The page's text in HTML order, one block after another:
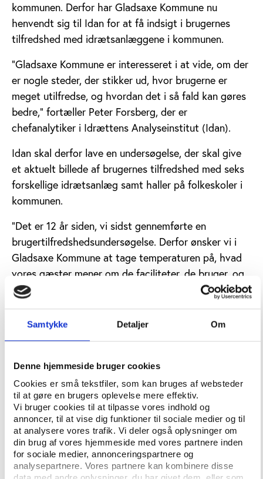
Samtykke Detaljer Om
Denne hjemmeside bruger cookies
Cookies er små tekstfiler, som kan bruges af websteder
til at gøre en brugers oplevelse mere effektiv.
Vi bruger cookies til at tilpasse vores indhold og
annoncer, til at vise dig funktioner til sociale medier og til
at analysere vores trafik. Vi deler også oplysninger om
din brug af vores hjemmeside med vores partnere inden
for sociale medier, annonceringspartnere og
analysepartnere. Vores partnere kan kombinere disse
kommunen. Derfor har Gladsaxe Kommune nu
henvendt sig til Idan for at få indsigt i brugernes
tilfredshed med idrætsanlæggene i kommunen.
“Gladsaxe Kommune er interesseret i at vide, om der
er nogle steder, der stikker ud, hvor brugerne er
meget utilfredse, og hvordan det i så fald kan gøres
bedre,” fortæller Peter Forsberg, der er
chefanalytiker i Idrættens Analyseinstitut (Idan).
Idan skal derfor lave en undersøgelse, der skal give
et aktuelt billede af brugernes tilfredshed med seks
forskellige idrætsanlæg samt haller på folkeskoler i
kommunen.
“Det er 12 år siden, vi sidst gennemførte en
brugertilfredshedsundersøgelse. Derfor ønsker vi i
Gladsaxe Kommune at tage temperaturen på, hvad
vores gæster mener om de faciliteter, de bruger, og
den service, de modtager. På den måde kan vi
identificere eventuelle 'blinde pletter', som
idrætsanlæggene ikke selv har opdaget,” fortæller
Holger Kortbek, der er idrætschef i Gladsaxe
Spørgeskemaer til udvalgte idrætsanlæg
Undersøgelsen udføres ved hjælp af spørgeskemaer,
som sendes ud til de udvalgte idrætsanlæg i
Gladsaxe Kommune, og hvert spørgeskema består af
tre dele, der: